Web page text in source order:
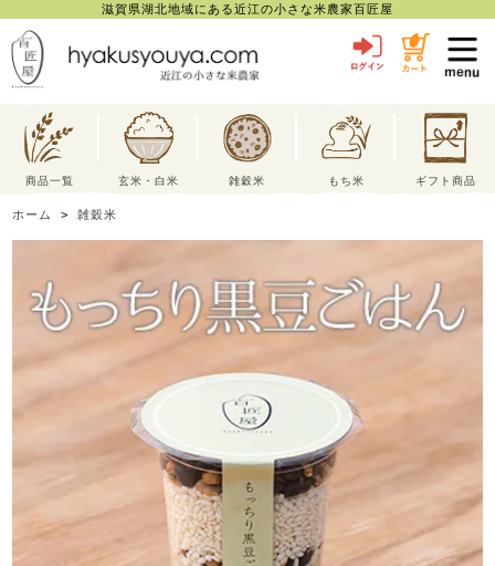
滋賀県湖北地域にある近江の小さな米農家百匠屋
商品一覧 玄米・白米 雑穀米 もち米 ギフト商品
ホーム >雑穀米